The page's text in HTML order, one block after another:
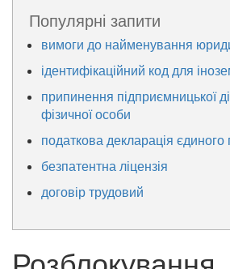
Популярні запити
вимоги до найменування
ідентифікаційний код для
припинення підприємницької
фізичної особи
податкова декларація єдиного
безпатентна ліцензія
договір трудовий